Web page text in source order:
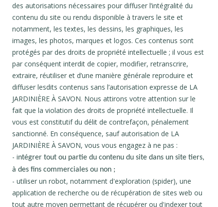
des autorisations nécessaires pour diffuser l’intégralité du
contenu du site ou rendu disponible à travers le site et
notamment, les textes, les dessins, les graphiques, les
images, les photos, marques et logos. Ces contenus sont
protégés par des droits de propriété intellectuelle ; il vous est
par conséquent interdit de copier, modifier, retranscrire,
extraire, réutiliser et d’une manière générale reproduire et
diffuser lesdits contenus sans l’autorisation expresse de LA
JARDINIÈRE À SAVON. Nous attirons votre attention sur le
fait que la violation des droits de propriété intellectuelle. Il
vous est constitutif du délit de contrefaçon, pénalement
sanctionné. En conséquence, sauf autorisation de LA
JARDINIÈRE À SAVON, vous vous engagez à ne pas :
- intégrer tout ou partie du contenu du site dans un site tiers,
à des fins commerciales ou non ;
- utiliser un robot, notamment d'exploration (spider), une
application de recherche ou de récupération de sites web ou
tout autre moyen permettant de récupérer ou d'indexer tout